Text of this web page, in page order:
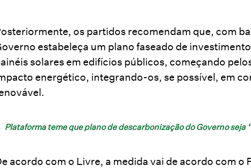
os partidos recomendam que, com
estabeleça um plano faseado de
solares em edifícios públicos, começando
energético, integrando-os, se possível, em
Plataforma teme que plano de descarbonização do Governo seja
acordo com o Livre, a medida vai de acordo com o